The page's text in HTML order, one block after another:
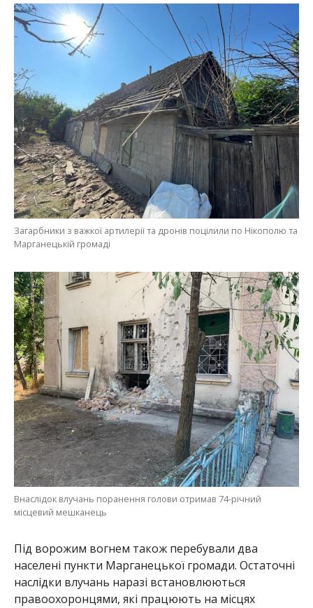
Загарбники з важкої артилерії та дронів поцілили по Нікополю та
Марганецькій громаді
Внаслідок влучань поранення голови отримав 74-річний
місцевий мешканець
Під ворожим вогнем також перебували два
населені пункти Марганецької громади. Остаточні
наслідки влучань наразі встановлюються
правоохоронцями, які працюють на місцях